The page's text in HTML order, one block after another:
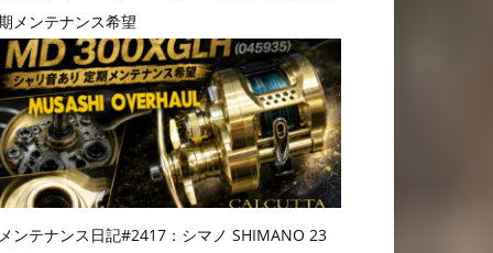
メンテナンス希望
ンテナンス日記#2417：シマノ SHIMANO 23